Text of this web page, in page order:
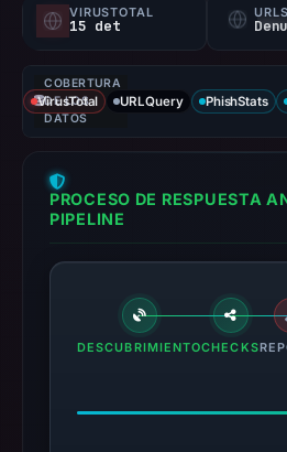
VIRUSTOTAL
15 det
COBERTURA
DE LOS
DATOS
VirusTotal URLQuery PhishStats
PROCESO DE RESPUESTA
PIPELINE
DESCUBRIMIENTOCHECKS